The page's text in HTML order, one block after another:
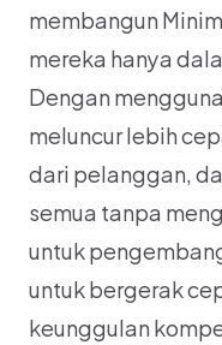
membangun
mereka hanya
Dengan
meluncur lebih
dari pelanggan,
semua tanpa
untuk
untuk bergerak
keunggulan